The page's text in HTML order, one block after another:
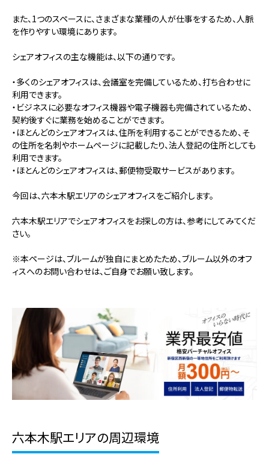
また、1つのスペースに、さまざまな業種の人が仕事をするため、人脈
を作りやすい環境にあります。
シェアオフィスの主な機能は、以下の通りです。
・多くのシェアオフィスは、会議室を完備しているため、打ち合わせに
利用できます。
・ビジネスに必要なオフィス機器や電子機器も完備されているため、
契約後すぐに業務を始めることができます。
・ほとんどのシェアオフィスは、住所を利用することができるため、そ
の住所を名刺やホームページに記載したり、法人登記の住所としても
利用できます。
・ほとんどのシェアオフィスは、郵便物受取サービスがあります。
今回は、六本木駅エリアのシェアオフィスをご紹介します。
六本木駅エリアでシェアオフィスをお探しの方は、参考にしてみてくだ
さい。
※本ページは、ブルームが独自にまとめたため、ブルーム以外のオフ
ィスへのお問い合わせは、ご自身でお願い致します。
六本木駅エリアの周辺環境